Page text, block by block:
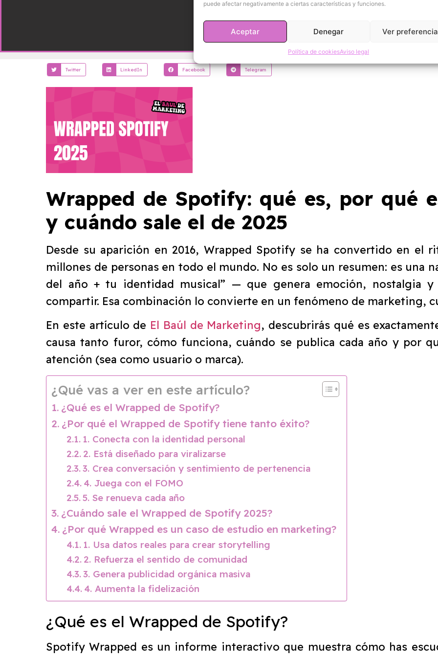
puede afectar negativamente a ciertas características y funciones.
Aceptar Denegar Ver
Política de cookiesAviso legal
Twitter LinkedIn Facebook Telegram
Wrapped de Spotify: qué es, por qué
y cuándo sale el de 2025
Desde su aparición en 2016, Wrapped Spotify se ha convertido en el
millones de personas en todo el mundo. No es solo un resumen: es una
del año + tu identidad musical” — que genera emoción, nostalgia y
compartir. Esa combinación lo convierte en un fenómeno de marketing,
En este artículo de El Baúl de Marketing, descubrirás qué es
causa tanto furor, cómo funciona, cuándo se publica cada año y por
atención (sea como usuario o marca).
¿Qué vas a ver en este artículo?
¿Qué es el Wrapped de Spotify?
¿Por qué el Wrapped de Spotify tiene tanto éxito?
1. Conecta con la identidad personal
2. Está diseñado para viralizarse
3. Crea conversación y sentimiento de pertenencia
4. Juega con el FOMO
5. Se renueva cada año
¿Cuándo sale el Wrapped de Spotify 2025?
¿Por qué Wrapped es un caso de estudio en marketing?
1. Usa datos reales para crear storytelling
2. Refuerza el sentido de comunidad
3. Genera publicidad orgánica masiva
4. Aumenta la fidelización
¿Qué es el Wrapped de Spotify?
Spotify Wrapped es un informe interactivo que muestra cómo has